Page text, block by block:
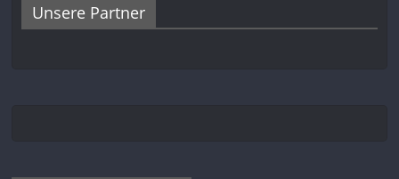
Unsere Partner